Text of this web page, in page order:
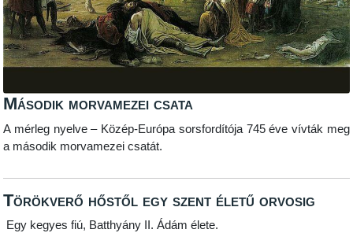
Második morvamezei csata
A mérleg nyelve – Közép-Európa sorsfordítója 745 éve vívták meg
a második morvamezei csatát.
Törökverő hőstől egy szent életű orvosig
Egy kegyes fiú, Batthyány II. Ádám élete.